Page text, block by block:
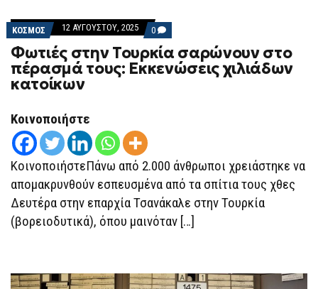
ΚΟΣΜΟΣ 12 ΑΥΓΟΎΣΤΟΥ, 2025 0 COMMENTS
ON
ΦΩΤΙΈΣ
ΣΤΗΝ
ΤΟΥΡΚΊΑ
Φωτιές στην Τουρκία σαρώνουν στο
πέρασμά τους: Εκκενώσεις χιλιάδων
κατοίκων
Κοινοποιήστε
ΚοινοποιήστεΠάνω από 2.000 άνθρωποι χρειάστηκε να
απομακρυνθούν εσπευσμένα από τα σπίτια τους χθες
Δευτέρα στην επαρχία Τσανάκαλε στην Τουρκία
(βορειοδυτικά), όπου μαινόταν […]